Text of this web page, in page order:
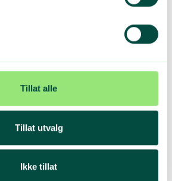
Tillat alle
Tillat utvalg
Ikke tillat
av dette? 👋
for små og store